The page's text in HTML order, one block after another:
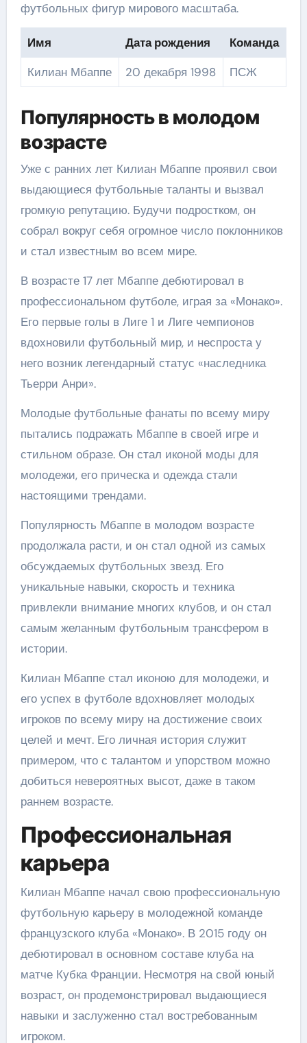
футбольных фигур мирового масштаба.
Имя Дата рождения
Команда
Килиан Мбаппе
20 декабря 1998 ПСЖ
Популярность в молодом
возрасте
Уже с ранних лет Килиан Мбаппе проявил свои
выдающиеся футбольные таланты и вызвал
громкую репутацию. Будучи подростком, он
собрал вокруг себя огромное число поклонников
и стал известным во всем мире.
В возрасте 17 лет Мбаппе дебютировал в
профессиональном футболе, играя за «Монако».
Его первые голы в Лиге 1 и Лиге чемпионов
вдохновили футбольный мир, и неспроста у
него возник легендарный статус «наследника
Тьерри Анри».
Молодые футбольные фанаты по всему миру
пытались подражать Мбаппе в своей игре и
стильном образе. Он стал иконой моды для
молодежи, его прическа и одежда стали
настоящими трендами.
Популярность Мбаппе в молодом возрасте
продолжала расти, и он стал одной из самых
обсуждаемых футбольных звезд. Его
уникальные навыки, скорость и техника
привлекли внимание многих клубов, и он стал
самым желанным футбольным трансфером в
истории.
Килиан Мбаппе стал иконою для молодежи, и
его успех в футболе вдохновляет молодых
игроков по всему миру на достижение своих
целей и мечт. Его личная история служит
примером, что с талантом и упорством можно
добиться невероятных высот, даже в таком
раннем возрасте.
Профессиональная
карьера
Килиан Мбаппе начал свою профессиональную
футбольную карьеру в молодежной команде
французского клуба «Монако». В 2015 году он
дебютировал в основном составе клуба на
матче Кубка Франции. Несмотря на свой юный
возраст, он продемонстрировал выдающиеся
навыки и заслуженно стал востребованным
игроком.